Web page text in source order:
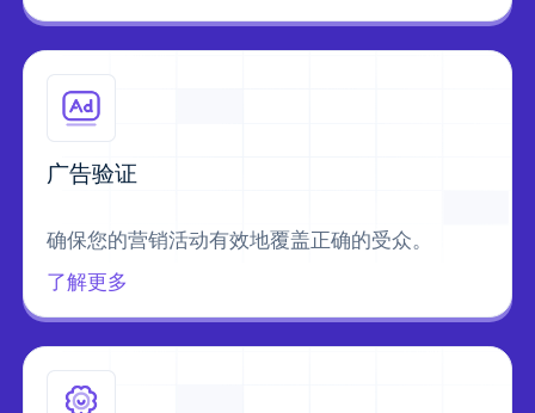
广告验证
确保您的营销活动有效地覆盖正确的受众。
了解更多